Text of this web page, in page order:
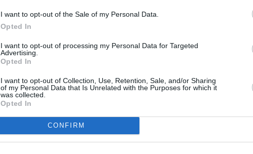
I want to opt-out of the Sale of my Personal Data.
Opted In
I want to opt-out of processing my Personal Data for Targeted
Advertising.
Opted In
I want to opt-out of Collection, Use, Retention, Sale, and/or Sharing
of my Personal Data that Is Unrelated with the Purposes for which it
was collected.
Opted In
CONFIRM